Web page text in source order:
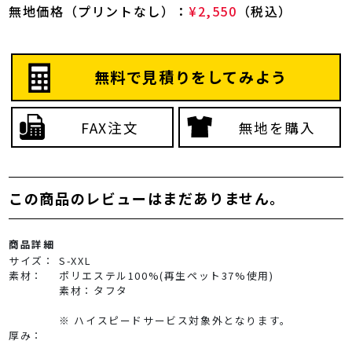
無地価格（プリントなし）： ¥2,550 （税込）
無料で見積りをしてみよう
FAX注文 無地を購入
この商品のレビューはまだありません。
商品詳細
サイズ：
S-XXL
素材：
ポリエステル100%(再生ペット37%使用)
素材：タフタ
※ ハイスピードサービス対象外となります。
厚み：